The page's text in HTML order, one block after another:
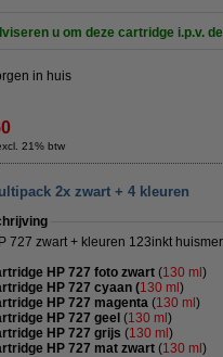
u om deze cartridge i.p.v.
in huis
21% btw
2x zwart + 4 kleuren
727 zwart + kleuren 123inkt
HP 727 foto zwart (130 ml )
HP 727 cyaan (130 ml )
HP 727 magenta (130 ml )
HP 727 geel (130 ml )
HP 727 grijs (130 ml )
HP 727 mat zwart (130 ml )